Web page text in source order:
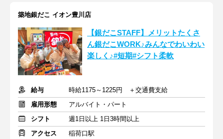
築地銀だこ イオン豊川店
【銀だこSTAFF】メリットたくさ
ん銀だこWORK♪みんなでわいわい
楽しく♪#短期#シフト柔軟
給与
時給1175～1225円 ＋交通費支給
雇用形態
アルバイト・パート
シフト
週1日以上 1日3時間以上
アクセス
稲荷口駅